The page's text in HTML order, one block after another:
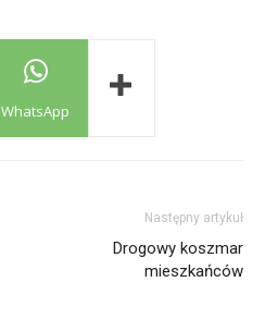
WhatsApp
Następny artykuł
Drogowy koszmar
mieszkańców